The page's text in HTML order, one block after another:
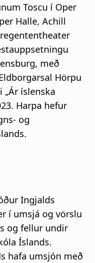
Toscu í Oper
Halle, Achill
með
Hörpu
íslenska
Harpa hefur
og
Ingjalds
í umsjá og vörslu
og fellur undir
Íslands.
hafa umsjón með